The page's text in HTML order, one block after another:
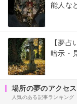
能人な
【夢
暗示・
場所の夢のアクセ
人気のある記事ランキング